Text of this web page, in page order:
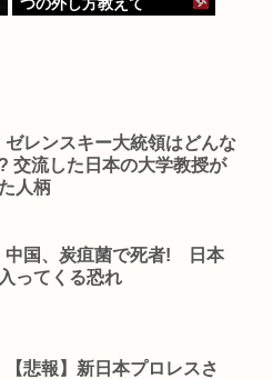
つの外し方教えて
交流した日本の大学教授が
人柄
ってくる恐れ